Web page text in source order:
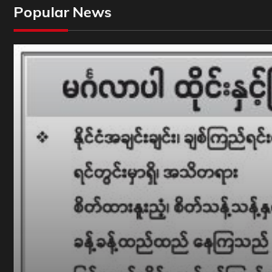
Popular News